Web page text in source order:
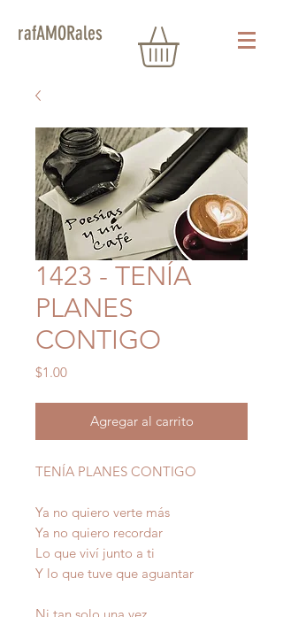
rafAMORales
1423 - TENÍA
PLANES
CONTIGO
$1.00Precio
Agregar al carrito
TENÍA PLANES CONTIGO
Ya no quiero verte más
Ya no quiero recordar
Lo que viví junto a ti
Y lo que tuve que aguantar